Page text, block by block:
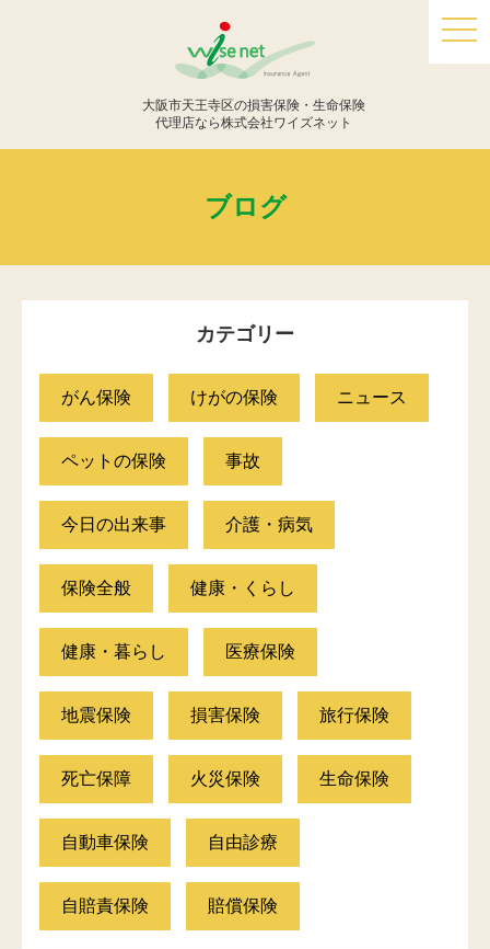
大阪市天王寺区の損害保険・生命保険
代理店なら株式会社ワイズネット
ブログ
カテゴリー
がん保険 けがの保険 ニュース
ペットの保険 事故
今日の出来事 介護・病気
保険全般 健康・くらし
健康・暮らし 医療保険
地震保険 損害保険 旅行保険
死亡保障 火災保険 生命保険
自動車保険 自由診療
自賠責保険 賠償保険